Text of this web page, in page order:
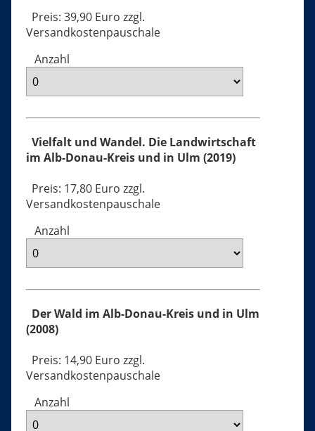
Preis: 39,90 Euro zzgl.
Versandkostenpauschale
Anzahl
Vielfalt und Wandel. Die Landwirtschaft
im Alb-Donau-Kreis und in Ulm (2019)
Preis: 17,80 Euro zzgl.
Versandkostenpauschale
Anzahl
Der Wald im Alb-Donau-Kreis und in Ulm
(2008)
Preis: 14,90 Euro zzgl.
Versandkostenpauschale
Anzahl